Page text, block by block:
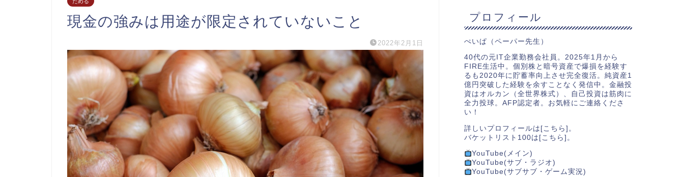
現金の強みは用途が限定されていないこと
2022年2月1日
プロフィール
ぺいぱ（ペーパー先生）
40代の元IT企業勤務会社員。2025年1月から
FIRE生活中。個別株と暗号資産で爆損を経験す
るも2020年に貯蓄率向上させ完全復活。純資産1
億円突破した経験を余すことなく発信中。金融投
資はオルカン（全世界株式）、自己投資は筋肉に
全力投球。AFP認定者。お気軽にご連絡くださ
い！
詳しいプロフィールは[ こちら ]。
バケットリスト100は[ こちら ]。
YouTube(メイン)
YouTube(サブ・ラジオ)
YouTube(サブサブ・ゲーム実況)